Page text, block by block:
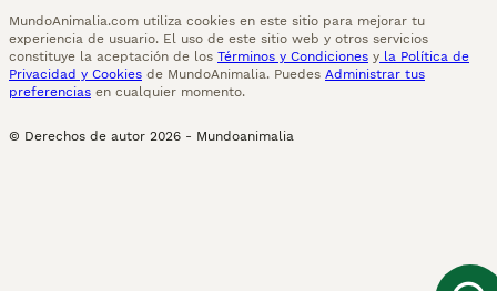
MundoAnimalia.com utiliza cookies en este sitio para mejorar tu
experiencia de usuario. El uso de este sitio web y otros servicios
constituye la aceptación de los Términos y Condiciones y la Política de
Privacidad y Cookies de MundoAnimalia. Puedes Administrar tus
preferencias en cualquier momento.
© Derechos de autor 2026 - Mundoanimalia